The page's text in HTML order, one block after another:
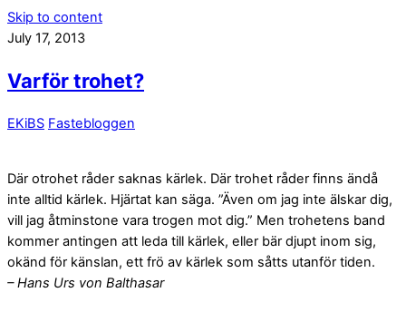
Skip to content
July 17, 2013
Varför trohet?
EKiBS Fastebloggen
Där otrohet råder saknas kärlek. Där trohet råder finns ändå
inte alltid kärlek. Hjärtat kan säga. ”Även om jag inte älskar dig,
vill jag åtminstone vara trogen mot dig.” Men trohetens band
kommer antingen att leda till kärlek, eller bär djupt inom sig,
okänd för känslan, ett frö av kärlek som såtts utanför tiden.
– Hans Urs von Balthasar